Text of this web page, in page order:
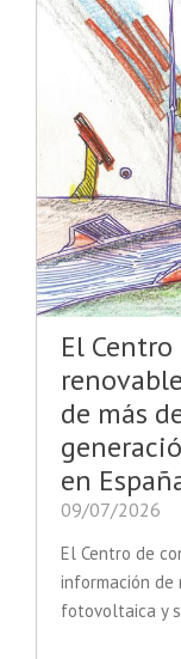
El
de más
en
09/07/2026
El Centro de
información de
fotovoltaica y